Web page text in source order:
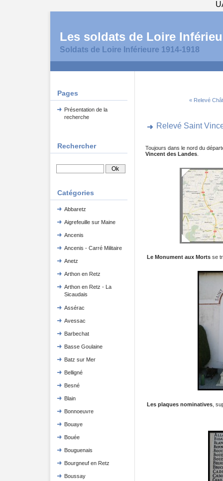
Les soldats de Loire
Soldats de Loire Inférieure 1914-1918
Pages
Présentation de la
recherche
Rechercher
Catégories
Abbaretz
Aigrefeuille sur Maine
Ancenis
Ancenis - Carré Militaire
Anetz
Arthon en Retz
Arthon en Retz - La
Sicaudais
Assérac
Avessac
Barbechat
Basse Goulaine
Batz sur Mer
Belligné
Besné
Blain
Bonnoeuvre
Bouaye
Bouée
Bouguenais
Bourgneuf en Retz
Boussay
« Relevé
Relevé Saint
Toujours dans le nord du
Vincent des Landes.
Le Monument aux Mortsse
Les plaques nominatives,